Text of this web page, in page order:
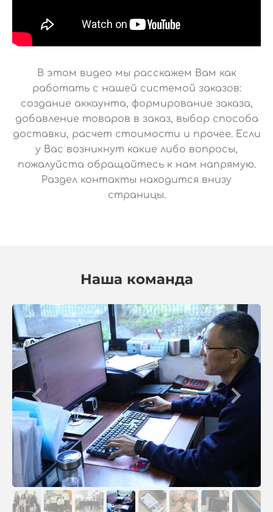
В этом видео мы расскажем Вам как
работать с нашей системой заказов:
создание аккаунта, формирование заказа,
добавление товаров в заказ, выбор способа
доставки, расчет стоимости и прочее. Если
у Вас возникнут какие либо вопросы,
пожалуйста обращайтесь к нам напрямую.
Раздел контакты находится внизу
страницы.
Наша команда